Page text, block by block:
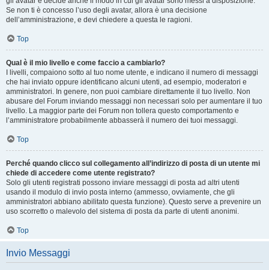
Se non ti è concesso l’uso degli avatar, allora è una decisione
dell’amministrazione, e devi chiedere a questa le ragioni.
Top
Qual è il mio livello e come faccio a cambiarlo?
I livelli, compaiono sotto al tuo nome utente, e indicano il numero di messaggi
che hai inviato oppure identificano alcuni utenti, ad esempio, moderatori e
amministratori. In genere, non puoi cambiare direttamente il tuo livello. Non
abusare del Forum inviando messaggi non necessari solo per aumentare il tuo
livello. La maggior parte dei Forum non tollera questo comportamento e
l’amministratore probabilmente abbasserà il numero dei tuoi messaggi.
Top
Perché quando clicco sul collegamento all’indirizzo di posta di un utente mi
chiede di accedere come utente registrato?
Solo gli utenti registrati possono inviare messaggi di posta ad altri utenti
usando il modulo di invio posta interno (ammesso, ovviamente, che gli
amministratori abbiano abilitato questa funzione). Questo serve a prevenire un
uso scorretto o malevolo del sistema di posta da parte di utenti anonimi.
Top
Invio Messaggi